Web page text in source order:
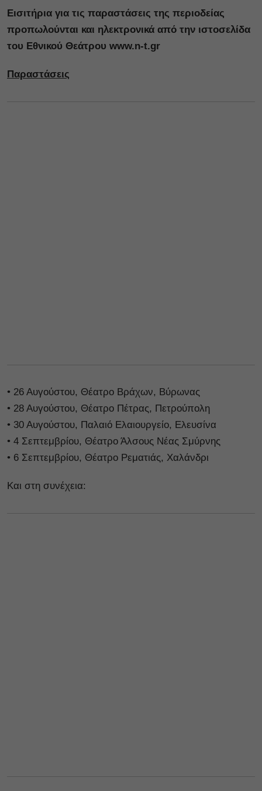
Εισιτήρια για τις παραστάσεις της περιοδείας
προπωλούνται και ηλεκτρονικά από την ιστοσελίδα
του Εθνικού Θεάτρου www.n-t.gr
Παραστάσεις
• 26 Αυγούστου, Θέατρο Βράχων, Βύρωνας
• 28 Αυγούστου, Θέατρο Πέτρας, Πετρούπολη
• 30 Αυγούστου, Παλαιό Ελαιουργείο, Ελευσίνα
• 4 Σεπτεμβρίου, Θέατρο Άλσους Νέας Σμύρνης
• 6 Σεπτεμβρίου, Θέατρο Ρεματιάς, Χαλάνδρι
Και στη συνέχεια: